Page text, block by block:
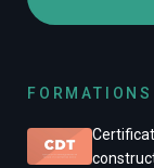
FORMATIONS